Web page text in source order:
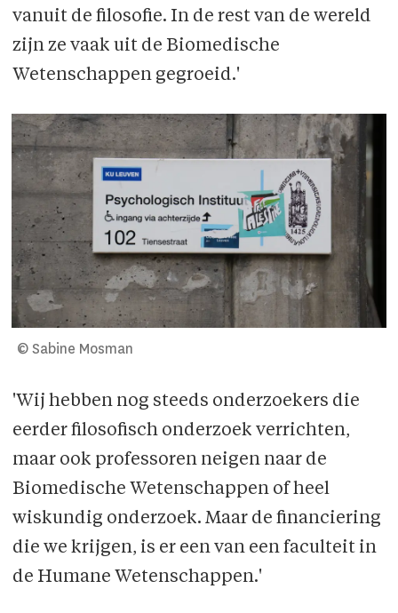
vanuit de filosofie. In de rest van de wereld
zijn ze vaak uit de Biomedische
Wetenschappen gegroeid.'
© Sabine Mosman
'Wij hebben nog steeds onderzoekers die
eerder filosofisch onderzoek verrichten,
maar ook professoren neigen naar de
Biomedische Wetenschappen of heel
wiskundig onder­zoek. Maar de financiering
die we krijgen, is er een van een faculteit in
de Humane Wetenschappen.'